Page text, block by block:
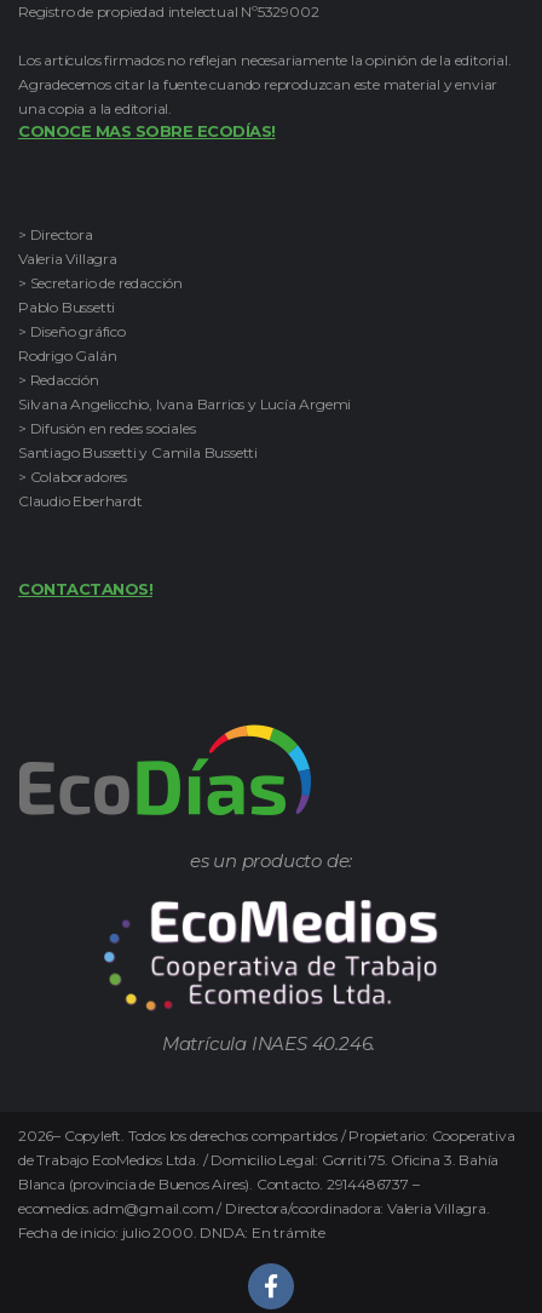
Registro de propiedad intelectual Nº5329002
Los artículos firmados no reflejan necesariamente la opinión de la editorial.
Agradecemos citar la fuente cuando reproduzcan este material y enviar
una copia a la editorial.
CONOCE MAS SOBRE ECODÍAS!
> Directora
Valeria Villagra
> Secretario de redacción
Pablo Bussetti
> Diseño gráfico
Rodrigo Galán
> Redacción
Silvana Angelicchio, Ivana Barrios y Lucía Argemi
> Difusión en redes sociales
Santiago Bussetti y Camila Bussetti
> Colaboradores
Claudio Eberhardt
CONTACTANOS!
es un producto de:
Matrícula INAES 40.246.
2026– Copyleft. Todos los derechos compartidos / Propietario: Cooperativa
de Trabajo EcoMedios Ltda. / Domicilio Legal: Gorriti 75. Oficina 3. Bahía
Blanca (provincia de Buenos Aires). Contacto. 2914486737 –
ecomedios.adm@gmail.com / Directora/coordinadora: Valeria Villagra.
Fecha de inicio: julio 2000. DNDA: En trámite